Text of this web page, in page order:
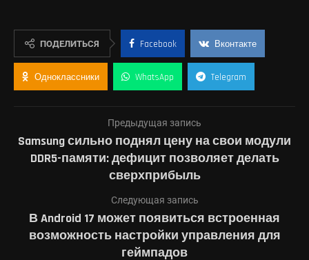
ПОДЕЛИТЬСЯ Facebook Вконтакте
Одноклассники WhatsApp Telegram
Предыдущая запись
Samsung сильно поднял цену на свои модули
DDR5-памяти: дефицит позволяет делать
сверхприбыль
Следующая запись
В Android 17 может появиться встроенная
возможность настройки управления для
геймпадов